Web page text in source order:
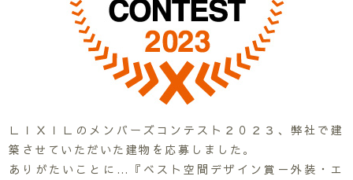
ＬＩＸＩＬのメンバーズコンテスト２０２３、弊社で建
築させていただいた建物を応募しました。
ありがたいことに…『ベスト空間デザイン賞－外装・エ